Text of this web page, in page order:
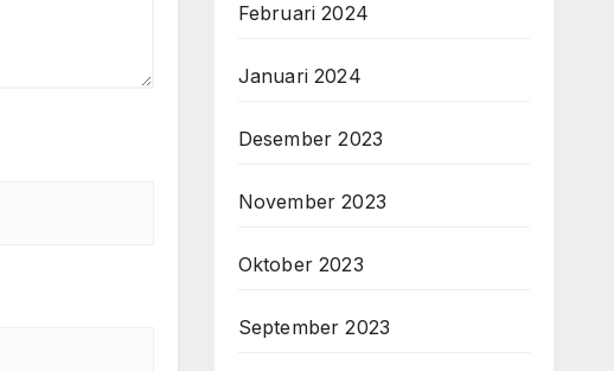
Februari 2024
Januari 2024
Desember 2023
November 2023
Oktober 2023
September 2023